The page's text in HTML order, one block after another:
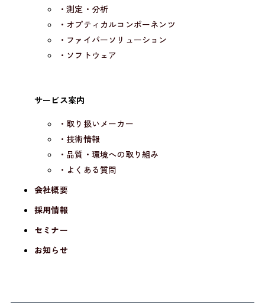
・測定・分析
・オプティカルコンポーネンツ
・ファイバーソリューション
・ソフトウェア
サービス案内
・取り扱いメーカー
・技術情報
・品質・環境への取り組み
・よくある質問
会社概要
採用情報
セミナー
お知らせ